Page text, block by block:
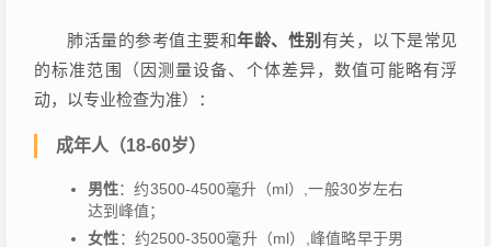
肺活量的参考值主要和年龄、性别 有关，以下是常见
的标准范围（因测量设备、个体差异，数值可能略有浮
动，以专业检查为准）：
成年人（18-60岁）
男性：约3500-4500毫升（ml）,一般30岁左右
达到峰值；
女性：约2500-3500毫升（ml）,峰值略早于男